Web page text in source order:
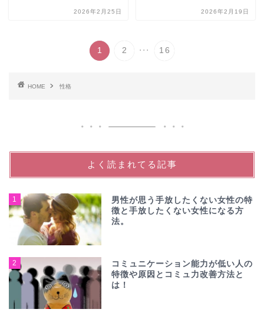
2026年2月25日 2026年2月19日
1 2 ... 16
HOME 性格
よく読まれてる記事
1
男性が思う手放したくない女性の特
徴と手放したくない女性になる方
法。
2
コミュニケーション能力が低い人の
特徴や原因とコミュ力改善方法と
は！